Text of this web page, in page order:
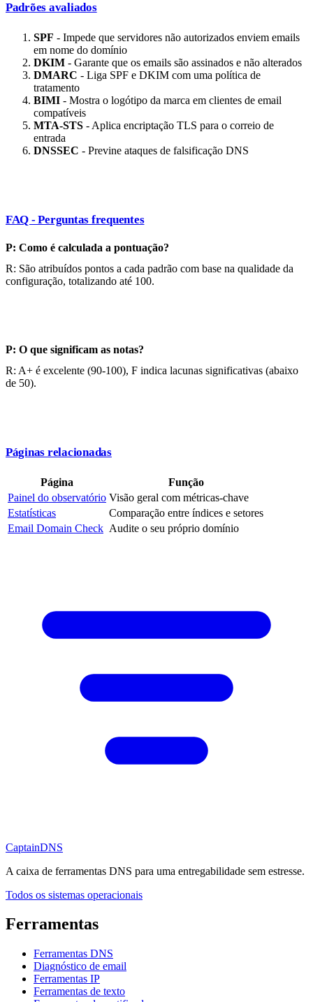
Padrões avaliados
SPF - Impede que servidores não autorizados enviem emails
em nome do domínio
DKIM - Garante que os emails são assinados e não alterados
DMARC - Liga SPF e DKIM com uma política de
tratamento
BIMI - Mostra o logótipo da marca em clientes de email
compatíveis
MTA-STS - Aplica encriptação TLS para o correio de
entrada
DNSSEC - Previne ataques de falsificação DNS
FAQ - Perguntas frequentes
P: Como é calculada a pontuação?
R: São atribuídos pontos a cada padrão com base na qualidade da
configuração, totalizando até 100.
P: O que significam as notas?
R: A+ é excelente (90-100), F indica lacunas significativas (abaixo
de 50).
Páginas relacionadas
Página
Função
Painel do observatório Visão geral com métricas-chave
Estatísticas
Comparação entre índices e setores
Email Domain Check Audite o seu próprio domínio
CaptainDNS
A caixa de ferramentas DNS para uma entregabilidade sem estresse.
Todos os sistemas operacionais
Ferramentas
Ferramentas DNS
Diagnóstico de email
Ferramentas IP
Ferramentas de texto